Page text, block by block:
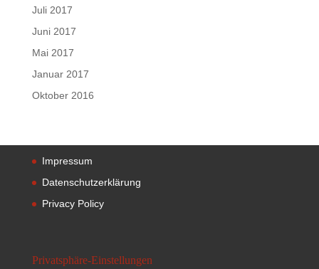
Juli 2017
Juni 2017
Mai 2017
Januar 2017
Oktober 2016
Impressum
Datenschutzerklärung
Privacy Policy
Privatsphäre-Einstellungen